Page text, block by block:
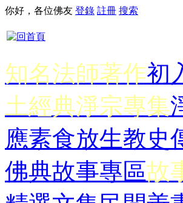
你好，各位佛友 登錄 註冊 搜索
知名法師著作初
土經典淨宗專集
應素食放生教史
佛典故事專區故